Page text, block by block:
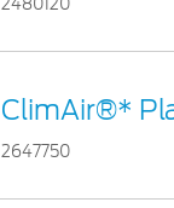
2480120
ClimAir®*
2647750